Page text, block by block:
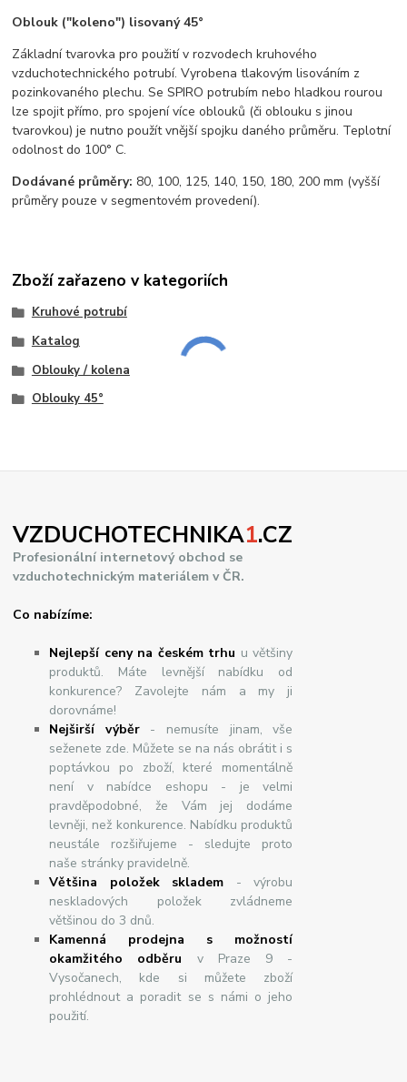
Oblouk ("koleno") lisovaný 45°
Základní tvarovka pro použití v rozvodech kruhového
vzduchotechnického potrubí. Vyrobena tlakovým lisováním z
pozinkovaného plechu. Se SPIRO potrubím nebo hladkou rourou
lze spojit přímo, pro spojení více oblouků (či oblouku s jinou
tvarovkou) je nutno použít vnější spojku daného průměru. Teplotní
odolnost do 100° C.
Dodávané průměry: 80, 100, 125, 140, 150, 180, 200 mm (vyšší
průměry pouze v segmentovém provedení).
Zboží zařazeno v kategoriích
Kruhové potrubí
Katalog
Oblouky / kolena
Oblouky 45°
VZDUCHOTECHNIKA1.CZ
Profesionální internetový obchod se
vzduchotechnickým materiálem v ČR.
Co nabízíme:
Nejlepší ceny na českém trhu u většiny
produktů. Máte levnější nabídku od
konkurence? Zavolejte nám a my ji
dorovnáme!
Nejširšívýběr- nemusíte jinam, vše
seženete zde. Můžete se na nás obrátit i s
poptávkou po zboží, které momentálně
není v nabídce eshopu - je velmi
pravděpodobné, že Vám jej dodáme
levněji, než konkurence. Nabídku produktů
neustále rozšiřujeme - sledujte proto
naše stránky pravidelně.
Většina položek skladem - výrobu
neskladových položek zvládneme
většinou do 3 dnů.
Kamenná prodejna s možností
okamžitého odběru v Praze 9 -
Vysočanech, kde si můžete zboží
prohlédnout a poradit se s námi o jeho
použití.